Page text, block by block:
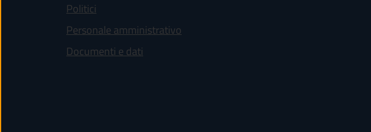
Politici
Personale amministrativo
Documenti e dati